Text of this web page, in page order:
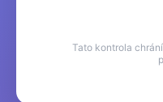
Tato kontrola